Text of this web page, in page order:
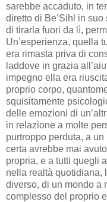
sarebbe accaduto, in
diretto di Be’Sihl in
di tirarla fuori da lì,
Un’esperienza, quella
era rimasta priva di
laddove in grazia
impegno ella era
proprio corpo,
squisitamente
delle emozioni di
in relazione a molte
purtroppo perduta, a
certa avrebbe mai
propria, e a tutti quegli
nella realtà quotidiana,
diverso, di un mondo a
complesso del proprio